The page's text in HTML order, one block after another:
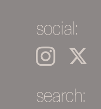
social:
Instagram 𝕏
search: